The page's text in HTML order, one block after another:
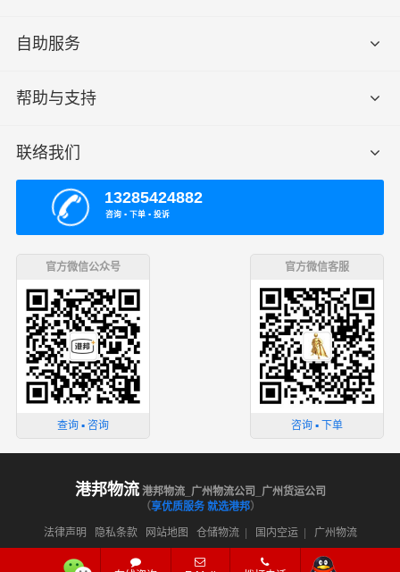
自助服务
帮助与支持
联络我们
13285424882
咨询 ▪ 下单 ▪ 投诉
官方微信公众号
查询 ▪ 咨询
官方微信客服
咨询 ▪ 下单
港邦物流港邦物流_广州物流公司_广州货运公司
（享优质服务 就选港邦）
法律声明 隐私条款 网站地图 仓储物流| 国内空运| 广州物流